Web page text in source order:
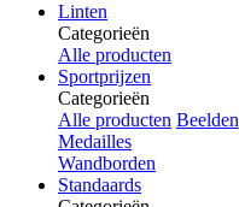
Linten
Categorieën
Alle producten
Sportprijzen
Categorieën
Alle producten Beelden
Medailles
Wandborden
Standaards